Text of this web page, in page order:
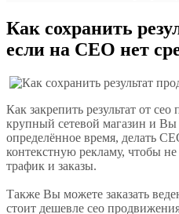
Как сохранить
если на СЕО нет
Как закрепить результат от
крупный сетевой магазин и Вы
определённое время, делать
контекстную рекламу, чтобы не
трафик и заказы.
Также Вы можете заказать
стоит дешевле сео